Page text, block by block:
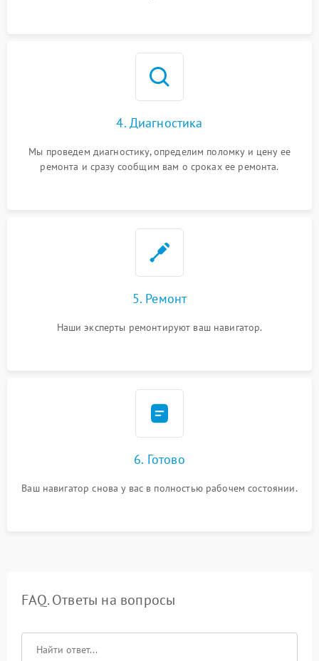
4. Диагностика
Мы проведем диагностику, определим поломку и цену ее
ремонта и сразу сообщим вам о сроках ее ремонта.
5. Ремонт
Наши эксперты ремонтируют ваш навигатор.
6. Готово
Ваш навигатор снова у вас в полностью рабочем состоянии.
FAQ. Ответы на вопросы